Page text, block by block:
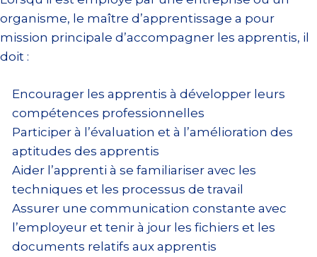
organisme, le maître d’apprentissage a pour
mission principale d’accompagner les apprentis, il
doit :
Encourager les apprentis à développer leurs
compétences professionnelles
Participer à l’évaluation et à l’amélioration des
aptitudes des apprentis
Aider l’apprenti à se familiariser avec les
techniques et les processus de travail
Assurer une communication constante avec
l’employeur et tenir à jour les fichiers et les
documents relatifs aux apprentis